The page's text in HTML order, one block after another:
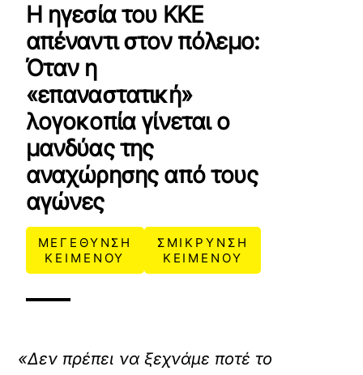
Η ηγεσία του ΚΚΕ
απέναντι στον πόλεμο:
Όταν η
«επαναστατική»
λογοκοπία γίνεται ο
μανδύας της
αναχώρησης από τους
αγώνες
ΜΕΓΕΘΥΝΣΗ
ΚΕΙΜΕΝΟΥ
ΣΜΙΚΡΥΝΣΗ
ΚΕΙΜΕΝΟΥ
«Δεν πρέπει να ξεχνάμε ποτέ το